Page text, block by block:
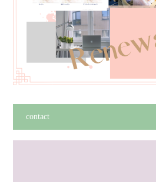
contact